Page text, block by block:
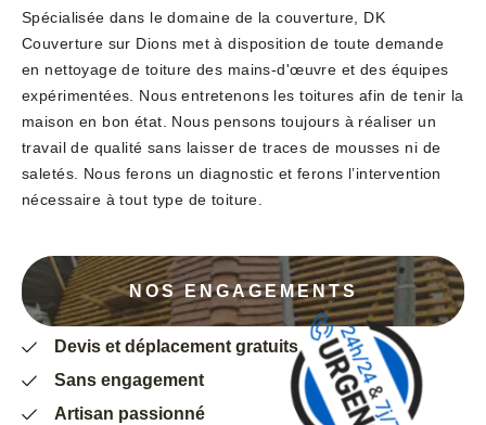
Spécialisée dans le domaine de la couverture, DK
Couverture sur Dions met à disposition de toute demande
en nettoyage de toiture des mains-d'œuvre et des équipes
expérimentées. Nous entretenons les toitures afin de tenir la
maison en bon état. Nous pensons toujours à réaliser un
travail de qualité sans laisser de traces de mousses ni de
saletés. Nous ferons un diagnostic et ferons l’intervention
nécessaire à tout type de toiture.
NOS ENGAGEMENTS
Devis et déplacement gratuits
Sans engagement
Artisan passionné